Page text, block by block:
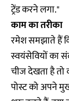
ट्रेंड करने लगा."
काम का तरीका
रमेश समझाते हैं
स्वयंसेवियों का
चीज देखता है
पोस्ट को अपने